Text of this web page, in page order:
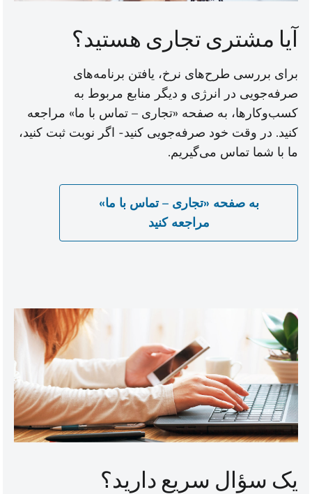
آیا مشتری تجاری هستید؟
برای بررسی طرح‌های نرخ، یافتن برنامه‌های
صرفه‌جویی در انرژی و دیگر منابع مربوط به
کسب‌وکارها، به صفحه «تجاری – تماس با ما» مراجعه
کنید. در وقت خود صرفه‌جویی کنید- اگر نوبت ثبت کنید،
ما با شما تماس می‌گیریم.
به صفحه «تجاری – تماس با ما»
مراجعه کنید
یک سؤال سریع دارید؟